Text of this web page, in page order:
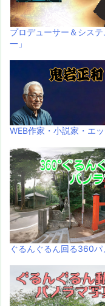
プロデューサー＆シス
一」
WEB作家・小説家・エ
ぐるんぐるん回る360パ